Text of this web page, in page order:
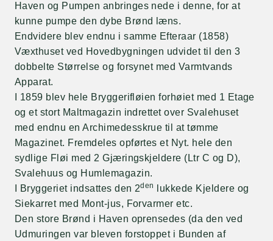
Haven og Pumpen anbringes nede i denne, for at
kunne pumpe den dybe Brønd læns.
Endvidere blev endnu i samme Efteraar (1858)
Væxthuset ved Hovedbygningen udvidet til den 3
dobbelte Størrelse og forsynet med Varmtvands
Apparat.
I 1859 blev hele Bryggerifløien forhøiet med 1 Etage
og et stort Maltmagazin indrettet over Svalehuset
med endnu en Archimedesskrue til at tømme
Magazinet. Fremdeles opførtes et Nyt. hele den
sydlige Fløi med 2 Gjæringskjeldere (Ltr C og D),
Svalehuus og Humlemagazin.
I Bryggeriet indsattes den 2den
lukkede Kjeldere og
Siekarret med Mont-jus, Forvarmer etc.
Den store Brønd i Haven oprensedes (da den ved
Udmuringen var bleven forstoppet i Bunden af